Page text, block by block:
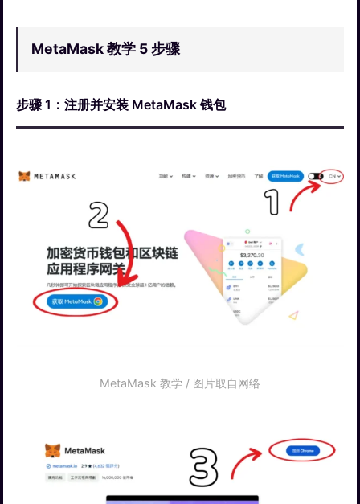
MetaMask 教学 5 步骤
步骤 1：注册并安装 MetaMask 钱包
MetaMask 教学 / 图片取自网络